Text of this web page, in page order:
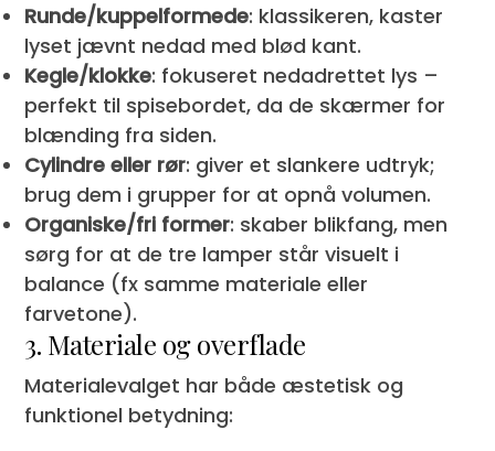
Runde/kuppelformede: klassikeren, kaster
lyset jævnt nedad med blød kant.
Kegle/klokke: fokuseret nedadrettet lys –
perfekt til spisebordet, da de skærmer for
blænding fra siden.
Cylindre eller rør: giver et slankere udtryk;
brug dem i grupper for at opnå volumen.
Organiske/fri former: skaber blikfang, men
sørg for at de tre lamper står visuelt i
balance (fx samme materiale eller
farvetone).
3. Materiale og overflade
Materialevalget har både æstetisk og
funktionel betydning: